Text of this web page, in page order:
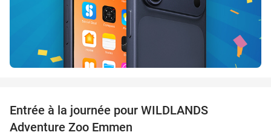
Entrée à la journée pour WILDLANDS
Adventure Zoo Emmen